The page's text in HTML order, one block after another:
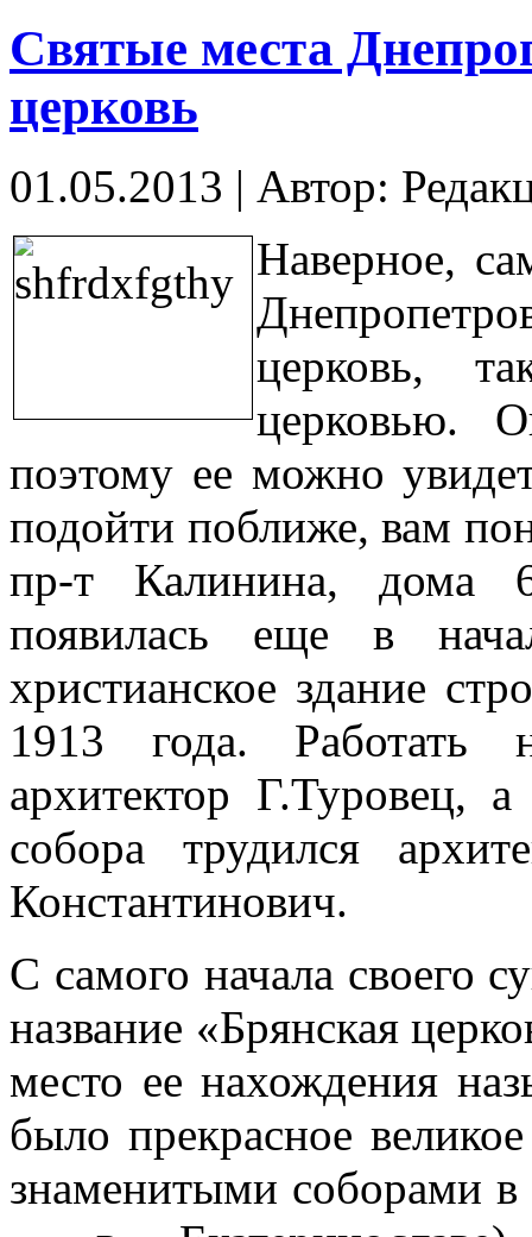
Святые места
церковь
01.05.2013 | Автор:
Наверное,
церковь,
церковью.
поэтому ее можно
подойти поближе, вам
пр-т Калинина, дома
появилась еще в
христианское здание
1913 года. Работать
архитектор Г.Туровец,
собора трудился
Константинович.
С самого начала своего
название «Брянская
место ее нахождения
было прекрасное
знаменитыми соборами в